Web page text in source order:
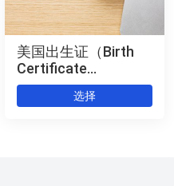
美国出生证（Birth
Certificate
Authentication） 公
证+海牙认证
选择